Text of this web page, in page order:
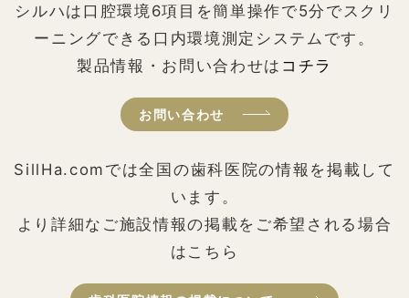
シルハは口腔環境6項目を簡単操作で5分でスクリ
ーニングできる口内環境測定システムです。
製品情報・お問い合わせは コチラ
お問い合わせ
SillHa.comでは全国の歯科医院の情報を掲載して
います。
より詳細なご施設情報の掲載をご希望される場合
はこちら